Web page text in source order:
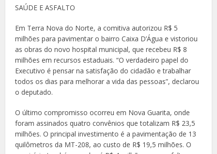
SAÚDE E ASFALTO
Em Terra Nova do Norte, a comitiva autorizou R$ 5
milhões para pavimentar o bairro Caixa D’Água e vistoriou
as obras do novo hospital municipal, que recebeu R$ 8
milhões em recursos estaduais. “O verdadeiro papel do
Executivo é pensar na satisfação do cidadão e trabalhar
todos os dias para melhorar a vida das pessoas”, declarou
o deputado.
O último compromisso ocorreu em Nova Guarita, onde
foram assinados quatro convênios que totalizam R$ 23,5
milhões. O principal investimento é a pavimentação de 13
quilômetros da MT-208, ao custo de R$ 19,5 milhões. O